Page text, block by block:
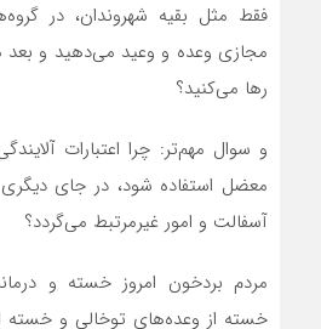
فقط مثل بقیه شهروندان، در
مجازی وعده و وعید می‌دهید و بعد
رها می‌کنید؟
و سوال مهم‌تر: چرا اعتبارات
معضل استفاده شود، در جای
آسفالت و امور غیرمرتبط می‌گردد؟
مردم بردخون امروز خسته و
خسته از وعده‌های توخالی و خسته